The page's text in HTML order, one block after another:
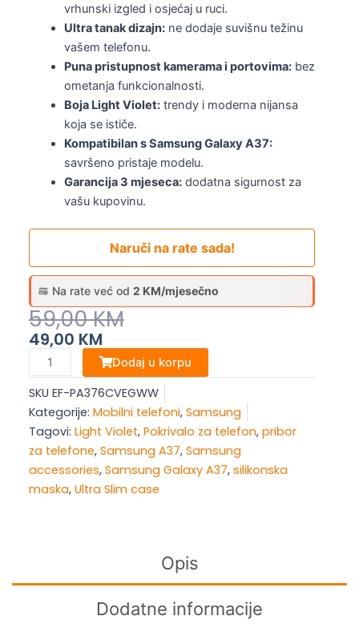
vrhunski izgled i osjećaj u ruci.
Ultra tanak dizajn:ne dodaje suvišnu težinu
vašem telefonu.
Puna pristupnost kamerama i portovima:bez
ometanja funkcionalnosti.
Boja Light Violet:trendy i moderna nijansa
koja se ističe.
Kompatibilan s Samsung Galaxy A37:
savršeno pristaje modelu.
Garancija 3 mjeseca:dodatna sigurnost za
vašu kupovinu.
Na rate već od 2 KM/mjesečno
Naruči na rate sada!
59,00KM
Original
Price
Was:
59,00 KM.
49,00 KM
Current
Price
Is:
49,00 KM.
Samsung
Galaxy
A37
Silicone
Case
—
Silikon,
Light
količina
Dodaj u korpu
SKU EF-PA376CVEGWW
Kategorije: Mobilni telefoni, Samsung
Tagovi: Light Violet, Pokrivalo za telefon, pribor
za telefone, Samsung A37, Samsung
accessories, Samsung Galaxy A37, silikonska
maska, Ultra Slim case
Opis
Dodatne informacije